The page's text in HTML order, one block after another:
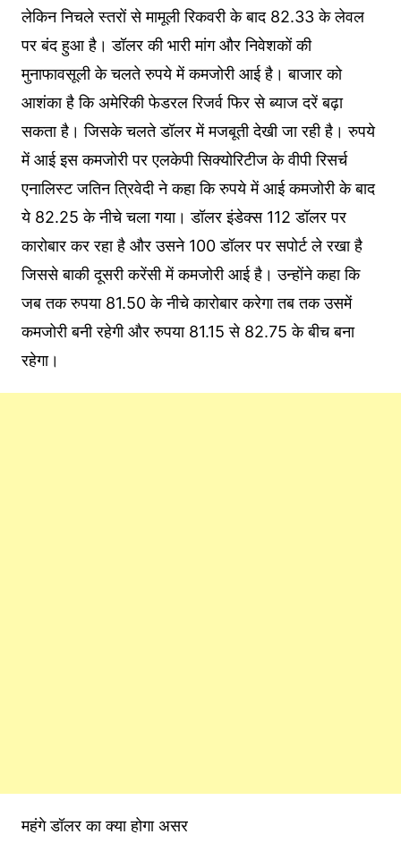
लेकिन निचले स्तरों से मामूली रिकवरी के बाद 82.33 के लेवल
पर बंद हुआ है। डॉलर की भारी मांग और निवेशकों की
मुनाफावसूली के चलते रुपये में कमजोरी आई है। बाजार को
आशंका है कि अमेरिकी फेडरल रिजर्व फिर से ब्याज दरें बढ़ा
सकता है। जिसके चलते डॉलर में मजबूती देखी जा रही है। रुपये
में आई इस कमजोरी पर एलकेपी सिक्योरिटीज के वीपी रिसर्च
एनालिस्ट जतिन त्रिवेदी ने कहा कि रुपये में आई कमजोरी के बाद
ये 82.25 के नीचे चला गया। डॉलर इंडेक्स 112 डॉलर पर
कारोबार कर रहा है और उसने 100 डॉलर पर सपोर्ट ले रखा है
जिससे बाकी दूसरी करेंसी में कमजोरी आई है। उन्होंने कहा कि
जब तक रुपया 81.50 के नीचे कारोबार करेगा तब तक उसमें
कमजोरी बनी रहेगी और रुपया 81.15 से 82.75 के बीच बना
रहेगा।
महंगे डॉलर का क्या होगा असर